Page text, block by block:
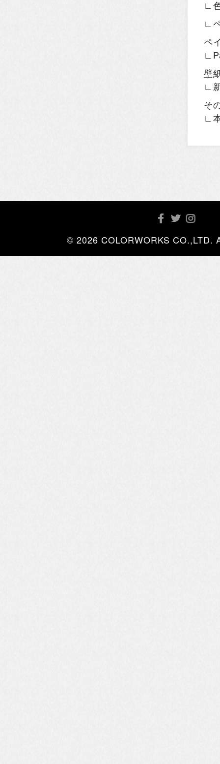
∟
∟
ペ
壁
∟
そ
∟
© 2026 COLORWORKS CO.,LTD.